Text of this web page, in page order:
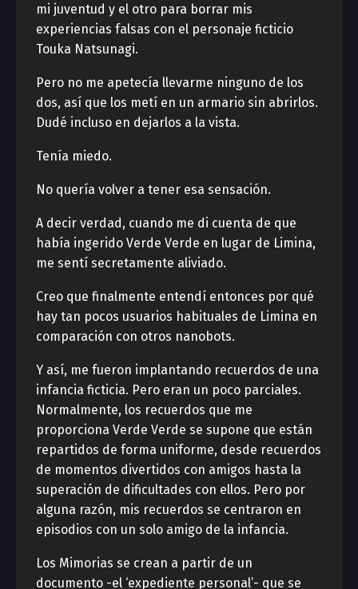
mi juventud y el otro para borrar mis
experiencias falsas con el personaje ficticio
Touka Natsunagi.
Pero no me apetecía llevarme ninguno de los
dos, así que los metí en un armario sin abrirlos.
Dudé incluso en dejarlos a la vista.
Tenía miedo.
No quería volver a tener esa sensación.
A decir verdad, cuando me di cuenta de que
había ingerido Verde Verde en lugar de Limina,
me sentí secretamente aliviado.
Creo que finalmente entendí entonces por qué
hay tan pocos usuarios habituales de Limina en
comparación con otros nanobots.
Y así, me fueron implantando recuerdos de una
infancia ficticia. Pero eran un poco parciales.
Normalmente, los recuerdos que me
proporciona Verde Verde se supone que están
repartidos de forma uniforme, desde recuerdos
de momentos divertidos con amigos hasta la
superación de dificultades con ellos. Pero por
alguna razón, mis recuerdos se centraron en
episodios con un solo amigo de la infancia.
Los Mimorias se crean a partir de un
documento -el ‘expediente personal’- que se